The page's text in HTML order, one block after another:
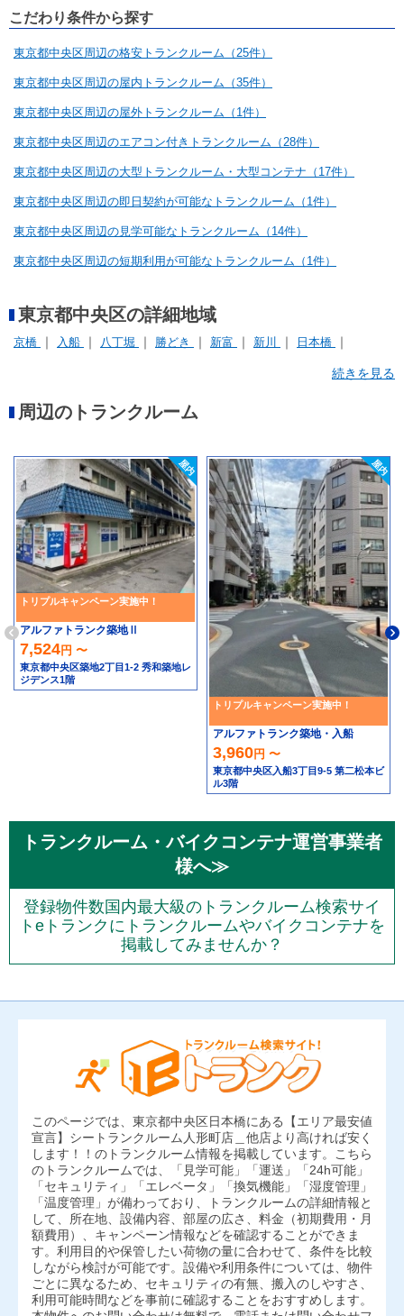
こだわり条件から探す
東京都中央区周辺の格安トランクルーム（25件）
東京都中央区周辺の屋内トランクルーム（35件）
東京都中央区周辺の屋外トランクルーム（1件）
東京都中央区周辺のエアコン付きトランクルーム（28件）
東京都中央区周辺の大型トランクルーム・大型コンテナ（17件）
東京都中央区周辺の即日契約が可能なトランクルーム（1件）
東京都中央区周辺の見学可能なトランクルーム（14件）
東京都中央区周辺の短期利用が可能なトランクルーム（1件）
東京都中央区の詳細地域
京橋 入船 八丁堀 勝どき 新富 新川
日本橋
湊
続きを見る
周辺のトランクルーム
トリプルキャンペーン実施中！
アルファトランク築地Ⅱ
7,524円 〜
東京都中央区築地2丁目1-2 秀和築地レ
ジデンス1階
トリプルキャンペーン実施中！
アルファトランク築地・入船
3,960円 〜
東京都中央区入船3丁目9-5 第二松本ビ
ル3階
トランクルーム・バイクコンテナ運営事業者
様へ≫
登録物件数国内最大級のトランクルーム検索サイ
トeトランクにトランクルームやバイクコンテナを
掲載してみませんか？
このページでは、東京都中央区日本橋にある【エリア最安値
宣言】シートランクルーム人形町店＿他店より高ければ安く
します！！のトランクルーム情報を掲載しています。こちら
のトランクルームでは、「見学可能」「運送」「24h可能」
「セキュリティ」「エレベータ」「換気機能」「湿度管理」
「温度管理」が備わっており、トランクルームの詳細情報と
して、所在地、設備内容、部屋の広さ、料金（初期費用・月
額費用）、キャンペーン情報などを確認することができま
す。利用目的や保管したい荷物の量に合わせて、条件を比較
しながら検討が可能です。設備や利用条件については、物件
ごとに異なるため、セキュリティの有無、搬入のしやすさ、
利用可能時間などを事前に確認することをおすすめします。